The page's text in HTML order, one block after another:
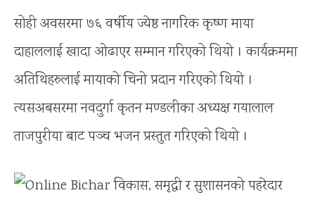
सोही अवसरमा ७६ वर्षीय ज्येष्ठ नागरिक कृष्ण माया
दाहाललाई खादा ओढाएर सम्मान गरिएको थियो । कार्यक्रममा
अतिथिहरुलाई मायाको चिनो प्रदान गरिएको थियो ।
त्यसअबसरमा नवदुर्गा कृतन मण्डलीका अध्यक्ष गयालाल
ताजपुरीया बाट पञ्च भजन प्रस्तुत गरिएको थियो ।